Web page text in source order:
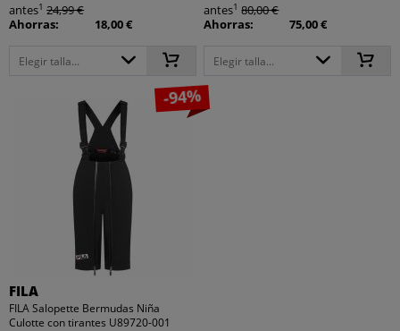
antes1 24,99 €
Ahorras:
18,00 €
Elegir talla...
antes1 80,00 €
Ahorras:
75,00 €
Elegir talla...
-94%
FILA
FILA Salopette Bermudas Niña
Culotte con tirantes U89720-001